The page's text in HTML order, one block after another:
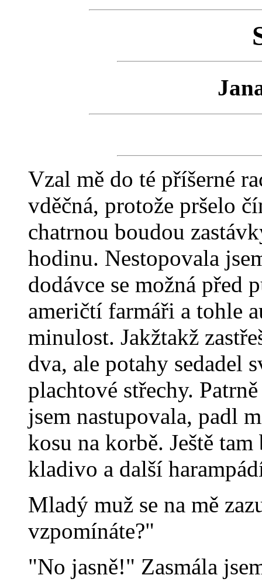
Vzal mě do té příšerné
vděčná, protože pršelo
chatrnou boudou
hodinu. Nestopovala
dodávce se možná před
američtí farmáři a tohle
minulost. Jakžtakž
dva, ale potahy sedadel
plachtové střechy.
jsem nastupovala, padl
kosu na korbě. Ještě
kladivo a další
Mladý muž se na mě
vzpomínáte?"
"No jasně!" Zasmála